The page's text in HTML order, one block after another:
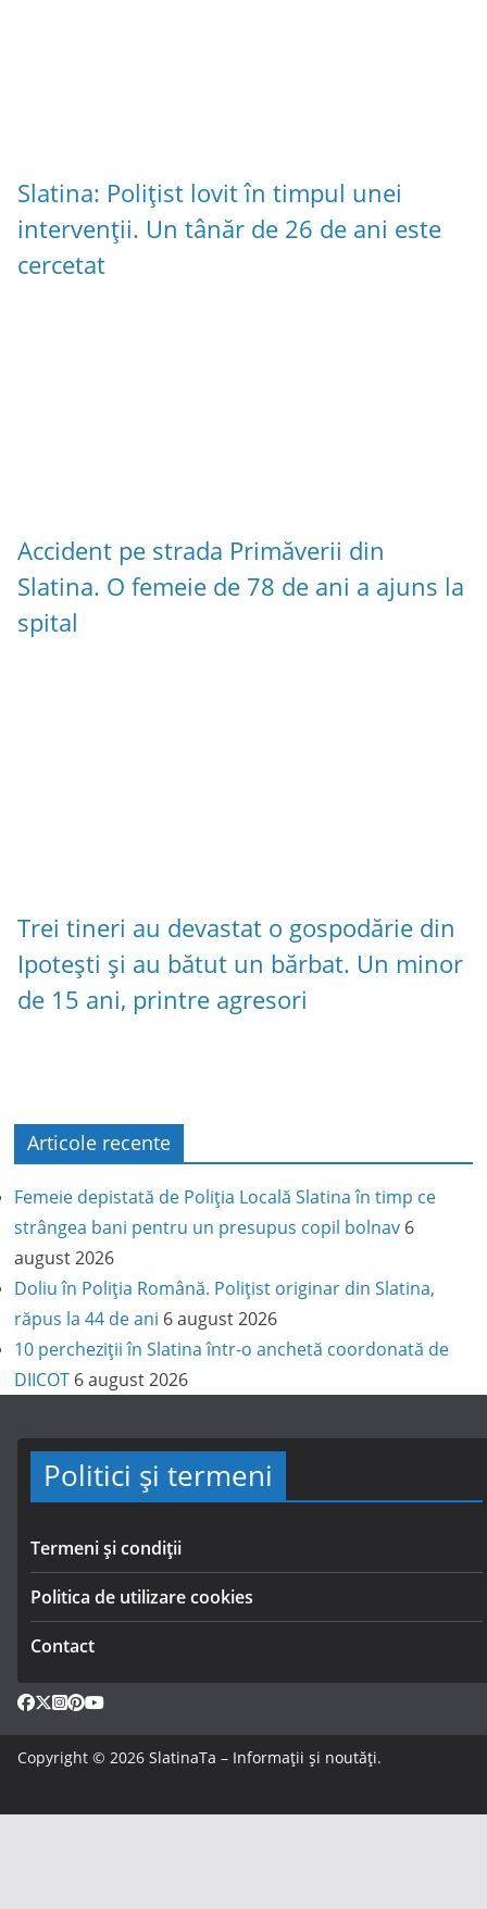
Slatina: Polițist lovit în timpul unei
intervenții. Un tânăr de 26 de ani este
cercetat
Accident pe strada Primăverii din
Slatina. O femeie de 78 de ani a ajuns la
spital
Trei tineri au devastat o gospodărie din
Ipotești și au bătut un bărbat. Un minor
de 15 ani, printre agresori
Articole recente
Femeie depistată de Poliția Locală Slatina în timp ce
strângea bani pentru un presupus copil bolnav 6
august 2026
Doliu în Poliția Română. Polițist originar din Slatina,
răpus la 44 de ani 6 august 2026
10 percheziții în Slatina într-o anchetă coordonată de
DIICOT 6 august 2026
Politici și termeni
Termeni și condiții
Politica de utilizare cookies
Contact
Copyright © 2026 SlatinaTa – Informații și noutăți.